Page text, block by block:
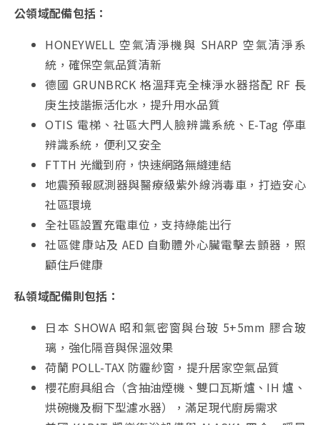
公領域配備包括：
HONEYWELL 空氣清淨機與 SHARP 空氣清淨系
統，確保空氣品質清新
德國 GRUNBRCK 格溫拜克全棟淨水器搭配 RF 長
庚生技諧振活化水，提升用水品質
OTIS 電梯、社區大門人臉辨識系統、E-Tag 停車
辨識系統，便利又安全
FTTH 光纖到府，快速網路無縫連結
地震預報感測器與醫療級紫外線消毒車，打造安心
社區環境
全社區設置充電車位，支持綠能出行
社區健康站及 AED 自動體外心臟電擊去顫器，照
顧住戶健康
私領域配備則包括：
日本 SHOWA 昭和氣密窗與台玻 5+5mm 膠合玻
璃，強化隔音與保溫效果
荷蘭 POLL-TAX 防霾紗窗，提升居家空氣品質
櫻花廚具組合（含抽油煙機、雙口瓦斯爐、IH 爐、
烘碗機及橱下型濾水器），滿足現代廚房需求